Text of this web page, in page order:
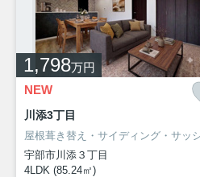
1,798万円
NEW
川添3丁目
宇部市川添３丁目
4LDK (85.24㎡)